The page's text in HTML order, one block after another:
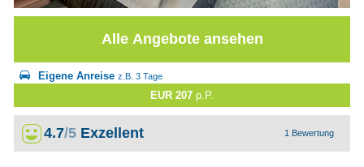
Alle Angebote ansehen
Eigene Anreise z.B. 3 Tage
EUR 207 p.P.
4.7/5 Exzellent 1 Bewertung